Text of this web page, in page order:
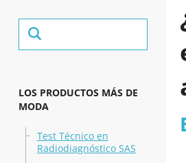
LOS PRODUCTOS MÁS DE
MODA
Test Técnico en
Radiodiagnóstico SAS